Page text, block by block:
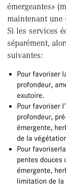
émergeantes»
maintenant une
Si les services
séparément,
suivantes:
Pour favoriser
profondeur,
exutoire.
Pour favoriser
profondeur,
émergente,
de la
Pour
pentes douces
émergente,
limitation de la